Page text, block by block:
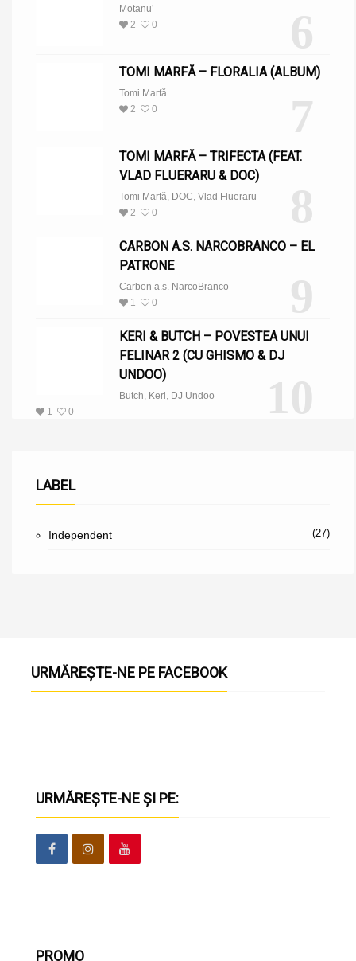
6
Motanu’
2
0
7
TOMI MARFĂ – FLORALIA (ALBUM)
Tomi Marfă
2
0
8
TOMI MARFĂ – TRIFECTA (FEAT.
VLAD FLUERARU & DOC)
Tomi Marfă, DOC,Vlad Flueraru
2
0
9
CARBON A.S. NARCOBRANCO – EL
PATRONE
Carbon a.s. NarcoBranco
1
0
10
KERI & BUTCH – POVESTEA UNUI
FELINAR 2 (CU GHISMO & DJ
UNDOO)
Butch, Keri, DJ Undoo
1
0
LABEL
Independent (27)
URMĂREȘTE-NE PE FACEBOOK
URMĂREȘTE-NE ȘI PE:
PROMO